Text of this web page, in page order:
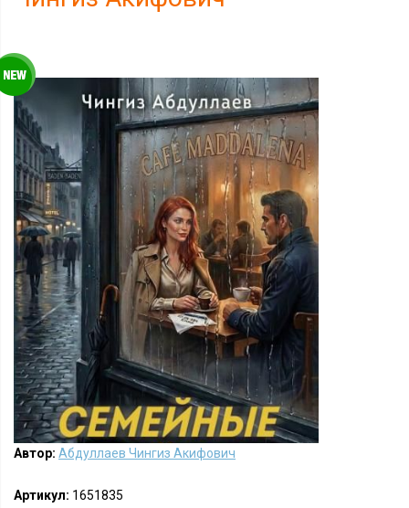
Автор: Абдуллаев Чингиз Акифович
Артикул: 1651835